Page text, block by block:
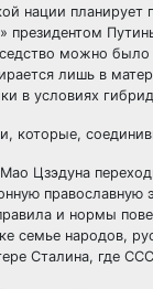
нации
президентом
можно
лишь в
в условиях
которые,
Цзэдуна
и нормы
семье народов,
Сталина, где